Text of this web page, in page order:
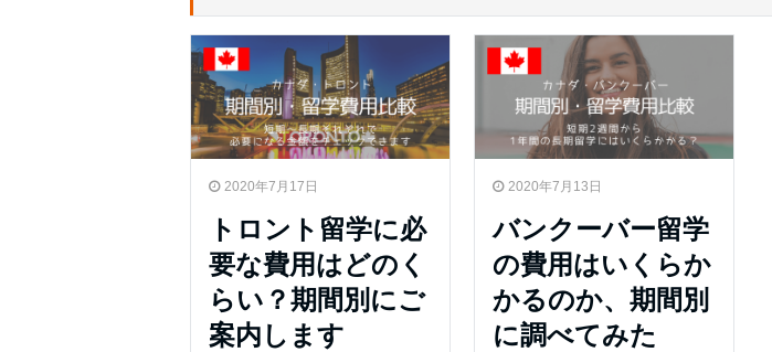
2020年7月17日
トロント留学に必
要な費用はどのく
らい？期間別にご
案内します
2020年7月13日
バンクーバー留学
の費用はいくらか
かるのか、期間別
に調べてみた